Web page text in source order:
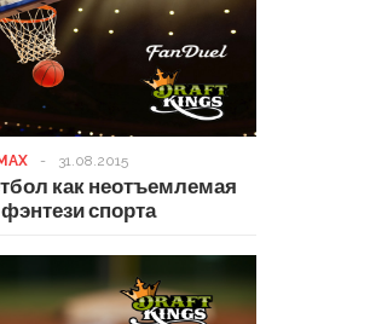
- 31.08.2015
как неотъемлемая
спорта